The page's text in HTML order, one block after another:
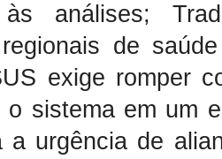
às análises;
de
exige romper
o sistema em um
a urgência de